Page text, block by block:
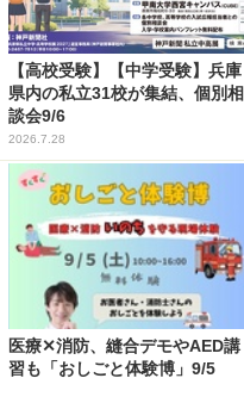
【高校受験】【中学受験】兵庫
県内の私立31校が集結、個別相
談会9/6
2026.7.28
医療✕消防、縫合デモやAED講
習も「おしごと体験博」9/5